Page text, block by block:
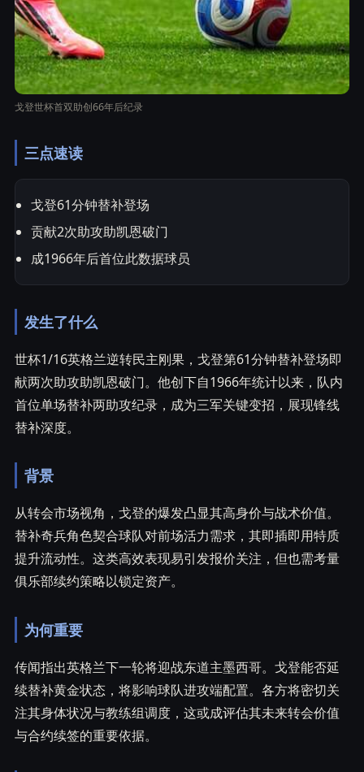
戈登世杯首双助创66年后纪录
三点速读
戈登61分钟替补登场
贡献2次助攻助凯恩破门
成1966年后首位此数据球员
发生了什么
世杯1/16英格兰逆转民主刚果，戈登第61分钟替补登场即
献两次助攻助凯恩破门。他创下自1966年统计以来，队内
首位单场替补两助攻纪录，成为三军关键变招，展现锋线
替补深度。
背景
从转会市场视角，戈登的爆发凸显其高身价与战术价值。
替补奇兵角色契合球队对前场活力需求，其即插即用特质
提升流动性。这类高效表现易引发报价关注，但也需考量
俱乐部续约策略以锁定资产。
为何重要
传闻指出英格兰下一轮将迎战东道主墨西哥。戈登能否延
续替补黄金状态，将影响球队进攻端配置。各方将密切关
注其身体状况与教练组调度，这或成评估其未来转会价值
与合约续签的重要依据。